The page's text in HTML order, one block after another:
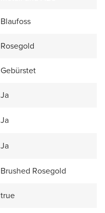
Blaufoss
Rosegold
Gebürstet
Ja
Ja
Ja
Brushed Rosegold
true